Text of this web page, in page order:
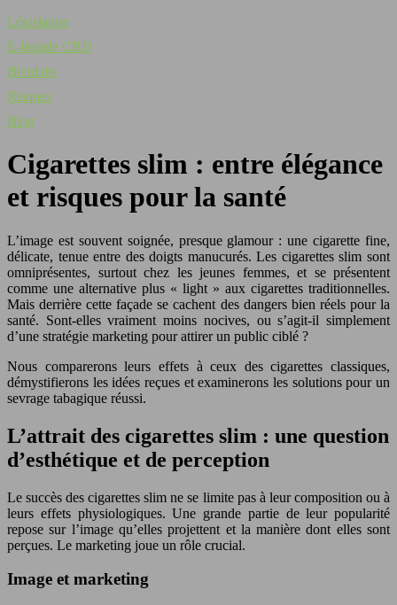
Législation
E-liquide CBD
Bienfaits
Risques
Blog
Cigarettes slim : entre élégance
et risques pour la santé
L’image est souvent soignée, presque glamour : une cigarette fine,
délicate, tenue entre des doigts manucurés. Les cigarettes slim sont
omniprésentes, surtout chez les jeunes femmes, et se présentent
comme une alternative plus « light » aux cigarettes traditionnelles.
Mais derrière cette façade se cachent des dangers bien réels pour la
santé. Sont-elles vraiment moins nocives, ou s’agit-il simplement
d’une stratégie marketing pour attirer un public ciblé ?
Nous comparerons leurs effets à ceux des cigarettes classiques,
démystifierons les idées reçues et examinerons les solutions pour un
sevrage tabagique réussi.
L’attrait des cigarettes slim : une question
d’esthétique et de perception
Le succès des cigarettes slim ne se limite pas à leur composition ou à
leurs effets physiologiques. Une grande partie de leur popularité
repose sur l’image qu’elles projettent et la manière dont elles sont
perçues. Le marketing joue un rôle crucial.
Image et marketing